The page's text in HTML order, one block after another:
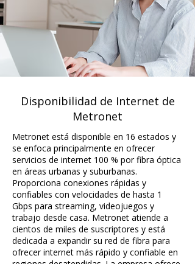
Disponibilidad de Internet de
Metronet
Metronet está disponible en 16 estados y
se enfoca principalmente en ofrecer
servicios de internet 100 % por fibra óptica
en áreas urbanas y suburbanas.
Proporciona conexiones rápidas y
confiables con velocidades de hasta 1
Gbps para streaming, videojuegos y
trabajo desde casa. Metronet atiende a
cientos de miles de suscriptores y está
dedicada a expandir su red de fibra para
ofrecer internet más rápido y confiable en